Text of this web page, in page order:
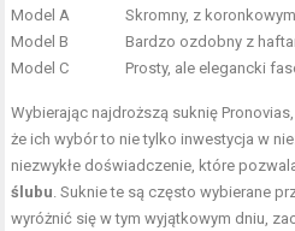
Model A
Skromny, z
Model B
Bardzo ozdobny z
Model C
Prosty, ale elegancki
Wybierając najdroższą suknię
że ich wybór to nie tylko inwestycja w
niezwykłe doświadczenie, które
ślubu. Suknie te są często wybierane
wyróżnić się w tym wyjątkowym dniu,